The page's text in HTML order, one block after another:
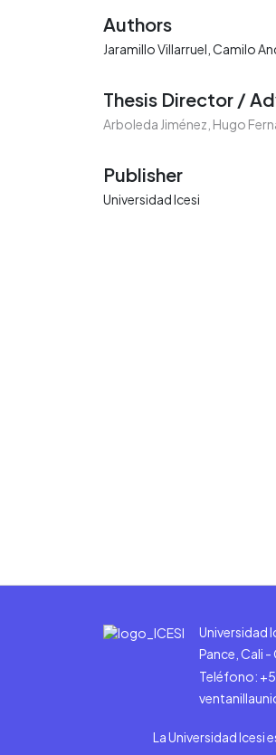
Authors
Jaramillo Villarruel, Camilo
Thesis Director /
Arboleda Jiménez, Hugo
Publisher
Universidad Icesi
Universidad
Pance, Cali
Teléfono:
La Universidad Icesi